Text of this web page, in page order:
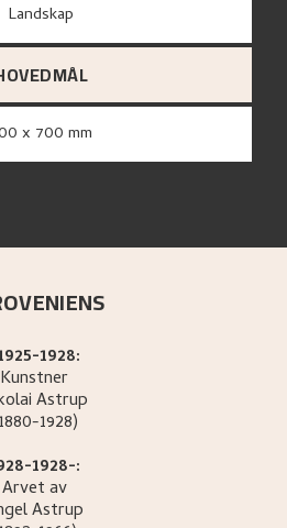
Landskap
x 700 mm
1928:
Kunstner
Astrup
1928)
1928-:
Arvet av
Astrup